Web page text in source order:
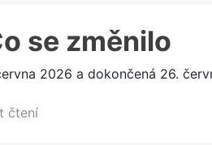
se změnilo
2026 a dokončená 26.
čtení